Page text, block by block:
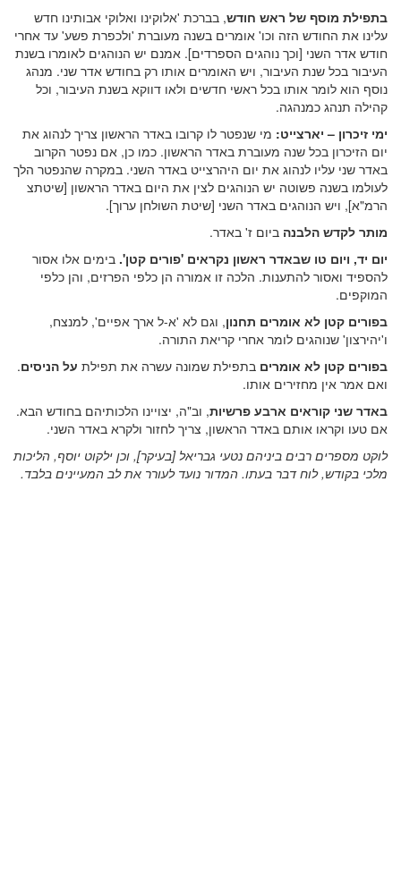
בתפילת מוסף של ראש חודש, בברכת 'אלוקינו ואלוקי אבותינו חדש
עלינו את החודש הזה וכו' אומרים בשנה מעוברת 'ולכפרת פשע' עד אחרי
חודש אדר השני [וכך נוהגים הספרדים]. אמנם יש הנוהגים לאומרו בשנת
העיבור בכל שנת העיבור, ויש האומרים אותו רק בחודש אדר שני. מנהג
נוסף הוא לומר אותו בכל ראשי חדשים ולאו דווקא בשנת העיבור, וכל
קהילה תנהג כמנהגה.
ימי זיכרון – יארצייט: מי שנפטר לו קרובו באדר הראשון צריך לנהוג את
יום הזיכרון בכל שנה מעוברת באדר הראשון. כמו כן, אם נפטר הקרוב
באדר שני עליו לנהוג את יום היהרצייט באדר השני. במקרה שהנפטר הלך
לעולמו בשנה פשוטה יש הנוהגים לצין את היום באדר הראשון [שיטתצ
הרמ"א], ויש הנוהגים באדר השני [שיטת השולחן ערוך].
מותר לקדש הלבנה ביום ז' באדר.
יום יד, ויום טו שבאדר ראשון נקראים 'פורים קטן'. בימים אלו אסור
להספיד ואסור להתענות. הלכה זו אמורה הן כלפי הפרזים, והן כלפי
המוקפים.
בפורים קטן לא אומרים תחנון, וגם לא 'א-ל ארך אפיים', למנצח,
ו'יהירצון' שנוהגים לומר אחרי קריאת התורה.
בפורים קטן לא אומרים בתפילת שמונה עשרה את תפילת על הניסים.
ואם אמר אין מחזירים אותו.
באדר שני קוראים ארבע פרשיות, וב"ה, יצויינו הלכותיהם בחודש הבא.
אם טעו וקראו אותם באדר הראשון, צריך לחזור ולקרא באדר השני.
לוקט מספרים רבים ביניהם נטעי גבריאל [בעיקר], וכן ילקוט יוסף, הליכות
מלכי בקודש, לוח דבר בעתו. המדור נועד לעורר את לב המעיינים בלבד.